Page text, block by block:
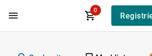
Zum Hauptinhalt
0